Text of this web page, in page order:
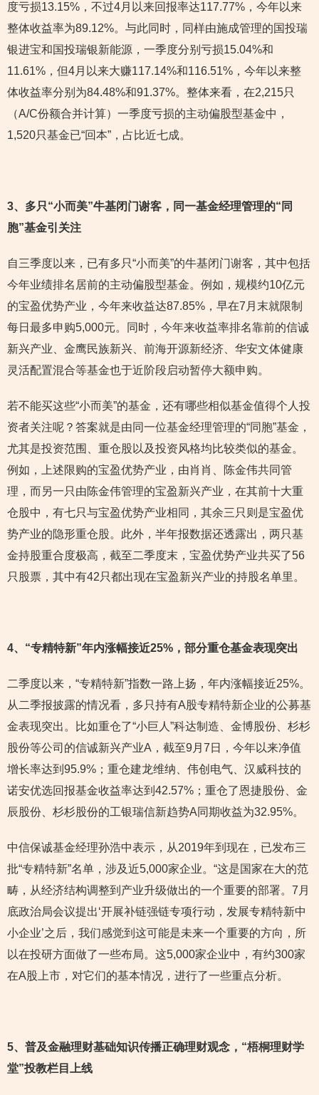
度亏损13.15%，不过4月以来回报率达117.77%，今年以来
整体收益率为89.12%。与此同时，同样由施成管理的国投瑞
银进宝和国投瑞银新能源，一季度分别亏损15.04%和
11.61%，但4月以来大赚117.14%和116.51%，今年以来整
体收益率分别为84.48%和91.37%。整体来看，在2,215只
（A/C份额合并计算）一季度亏损的主动偏股型基金中，
1,520只基金已“回本”，占比近七成。
3、多只“小而美”牛基闭门谢客，同一基金经理管理的“同
胞”基金引关注
自三季度以来，已有多只“小而美”的牛基闭门谢客，其中包括
今年业绩排名居前的主动偏股型基金。例如，规模约10亿元
的宝盈优势产业，今年来收益达87.85%，早在7月末就限制
每日最多申购5,000元。同时，今年来收益率排名靠前的信诚
新兴产业、金鹰民族新兴、前海开源新经济、华安文体健康
灵活配置混合等基金也于近阶段启动暂停大额申购。
若不能买这些“小而美”的基金，还有哪些相似基金值得个人投
资者关注呢？答案就是由同一位基金经理管理的“同胞”基金，
尤其是投资范围、重仓股以及投资风格均比较类似的基金。
例如，上述限购的宝盈优势产业，由肖肖、陈金伟共同管
理，而另一只由陈金伟管理的宝盈新兴产业，在其前十大重
仓股中，有七只与宝盈优势产业相同，其余三只则是宝盈优
势产业的隐形重仓股。此外，半年报数据还透露出，两只基
金持股重合度极高，截至二季度末，宝盈优势产业共买了56
只股票，其中有42只都出现在宝盈新兴产业的持股名单里。
4、“专精特新”年内涨幅接近25%，部分重仓基金表现突出
二季度以来，“专精特新”指数一路上扬，年内涨幅接近25%。
从二季报披露的情况看，多只持有A股专精特新企业的公募基
金表现突出。比如重仓了“小巨人”科达制造、金博股份、杉杉
股份等公司的信诚新兴产业A，截至9月7日，今年以来净值
增长率达到95.9%；重仓建龙维纳、伟创电气、汉威科技的
诺安优选回报基金收益率达到42.57%；重仓了恩捷股份、金
辰股份、杉杉股份的工银瑞信新趋势A同期收益为32.95%。
中信保诚基金经理孙浩中表示，从2019年到现在，已发布三
批“专精特新”名单，涉及近5,000家企业。“这是国家在大的范
畴，从经济结构调整到产业升级做出的一个重要的部署。7月
底政治局会议提出‘开展补链强链专项行动，发展专精特新中
小企业’之后，我们感觉到这可能是未来一个重要的方向，所
以在投研方面做了一些布局。这5,000家企业中，有约300家
在A股上市，对它们的基本情况，进行了一些重点分析。
5、普及金融理财基础知识传播正确理财观念，“梧桐理财学
堂”投教栏目上线